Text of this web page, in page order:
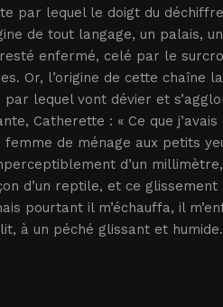
par lequel le doigt du
de tout langage, un palais,
resté enfermé, celé par le
Or, l’origine de cette chaîne
lequel vont dévier et
Catherette : « Ce que
femme de ménage aux petits
d’un
d’un reptile, et ce
pourtant il m’échauffa, il
à un péché glissant et